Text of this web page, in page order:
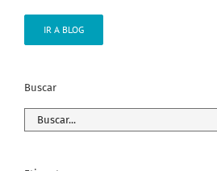
IR A BLOG
Buscar
Buscar: